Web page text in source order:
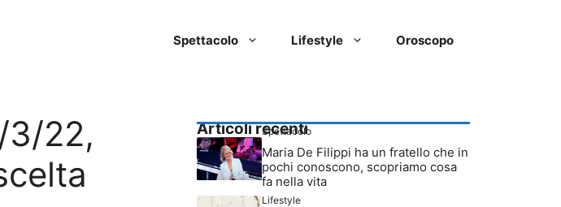
Spettacolo Lifestyle Oroscopo
3/22,
Articoli recenti
Spettacolo
Maria De Filippi ha un fratello che in
pochi conoscono, scopriamo cosa
fa nella vita
Lifestyle